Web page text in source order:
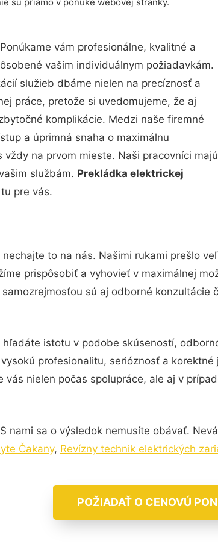
vám profesionálne, kvalitné a
vašim individuálnym požiadavkám.
služieb dbáme nielen na precíznosť a
práce, pretože si uvedomujeme, že aj
komplikácie. Medzi naše firemné
a úprimná snaha o maximálnu
na prvom mieste. Naši pracovníci majú
službám. Prekládka elektrickej
pre vás.
nechajte to na nás. Našimi rukami prešlo
prispôsobiť a vyhovieť v maximálnej
samozrejmosťou sú aj odborné
hľadáte istotu v podobe skúseností,
profesionalitu, serióznosť a
nielen počas spolupráce, ale aj v
nami sa o výsledok nemusíte obávať.
Čakany, Revízny technik elektrických
POŽIADAŤ O CENOVÚ